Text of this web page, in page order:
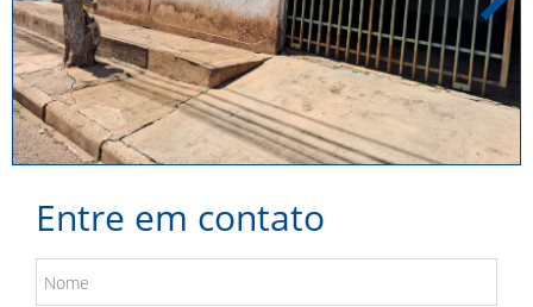
Entre em contato